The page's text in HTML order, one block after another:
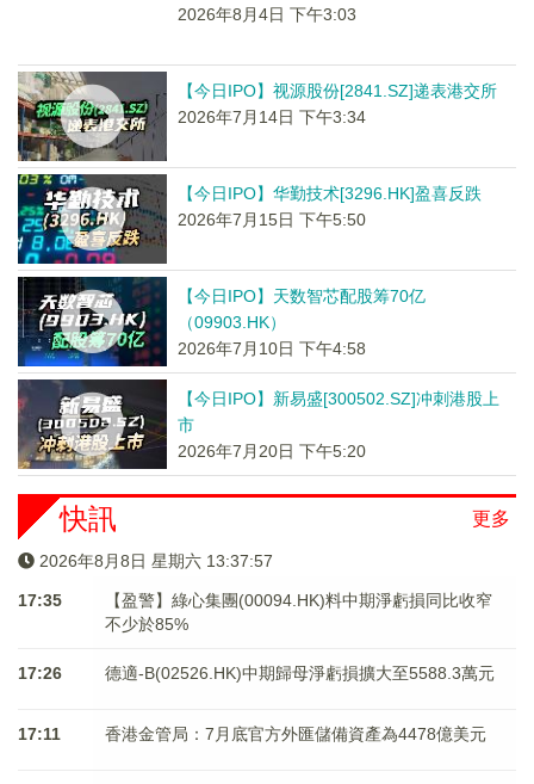
2026年8月4日 下午3:03
【今日IPO】视源股份[2841.SZ]递表港交所
2026年7月14日 下午3:34
【今日IPO】华勤技术[3296.HK]盈喜反跌
2026年7月15日 下午5:50
【今日IPO】天数智芯配股筹70亿
（09903.HK）
2026年7月10日 下午4:58
【今日IPO】新易盛[300502.SZ]冲刺港股上
市
2026年7月20日 下午5:20
更多
快訊
2026年8月8日 星期六 13:37:57
17:35
【盈警】綠心集團(00094.HK)料中期淨虧損同比收窄
不少於85%
17:26 德適-B(02526.HK)中期歸母淨虧損擴大至5588.3萬元
17:11 香港金管局：7月底官方外匯儲備資產為4478億美元